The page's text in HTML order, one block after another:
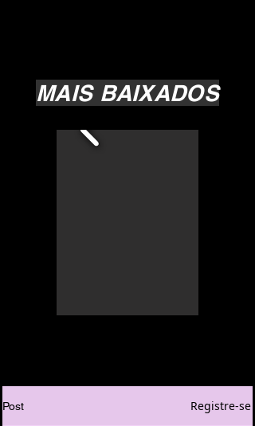
MAIS BAIXADOS
Post Registre-se